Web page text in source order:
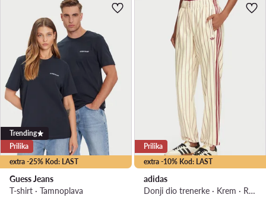
extra -25% Kod: LAST
Trending
Prilika
Guess Jeans
T-shirt · Tamnoplava
extra -10% Kod: LAST
Prilika
adidas
Donji dio trenerke · Krem · Regular Fit